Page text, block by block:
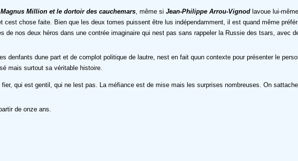
Magnus Million et le dortoir des cauchemars , même si Jean-Philippe Arrou-Vignod lavoue lui-
chose faite. Bien que les deux tomes puissent être lus indépendamment, il est quand même
nos deux héros dans une contrée imaginaire qui nest pas sans rappeler la Russie des tsars, avec
dune part et de complot politique de lautre, nest en fait quun contexte pour présenter le
mais surtout sa véritable histoire.
qui est gentil, qui ne lest pas. La méfiance est de mise mais les surprises nombreuses. On
de onze ans.